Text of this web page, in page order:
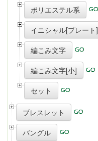
ポリエステル系
イニシャル[プレート]
編こみ文字
編こみ文字[小]
セット
ブレスレット
バングル